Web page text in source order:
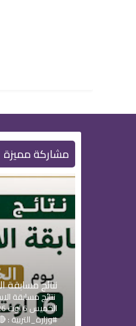
مشاركة مميزة
نتائج مسابقة
نتائج مسابقة
#وزارة_التربية :